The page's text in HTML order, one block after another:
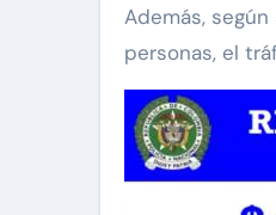
Además,
personas, el